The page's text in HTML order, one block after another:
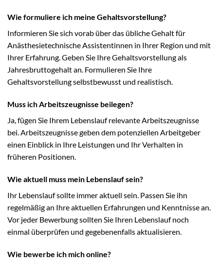
Wie formuliere ich meine Gehaltsvorstellung?
Informieren Sie sich vorab über das übliche Gehalt für
Anästhesietechnische Assistentinnen in Ihrer Region und mit
Ihrer Erfahrung. Geben Sie Ihre Gehaltsvorstellung als
Jahresbruttogehalt an. Formulieren Sie Ihre
Gehaltsvorstellung selbstbewusst und realistisch.
Muss ich Arbeitszeugnisse beilegen?
Ja, fügen Sie Ihrem Lebenslauf relevante Arbeitszeugnisse
bei. Arbeitszeugnisse geben dem potenziellen Arbeitgeber
einen Einblick in Ihre Leistungen und Ihr Verhalten in
früheren Positionen.
Wie aktuell muss mein Lebenslauf sein?
Ihr Lebenslauf sollte immer aktuell sein. Passen Sie ihn
regelmäßig an Ihre aktuellen Erfahrungen und Kenntnisse an.
Vor jeder Bewerbung sollten Sie Ihren Lebenslauf noch
einmal überprüfen und gegebenenfalls aktualisieren.
Wie bewerbe ich mich online?